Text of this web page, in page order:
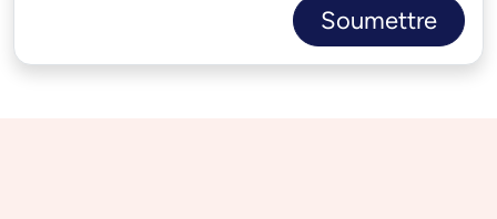
Soumettre